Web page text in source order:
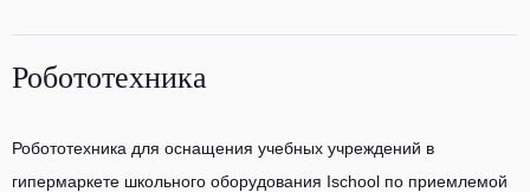
Робототехника
Робототехника для оснащения учебных учреждений в
гипермаркете школьного оборудования Ischool по приемлемой